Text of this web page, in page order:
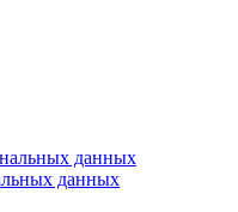
данных
данных